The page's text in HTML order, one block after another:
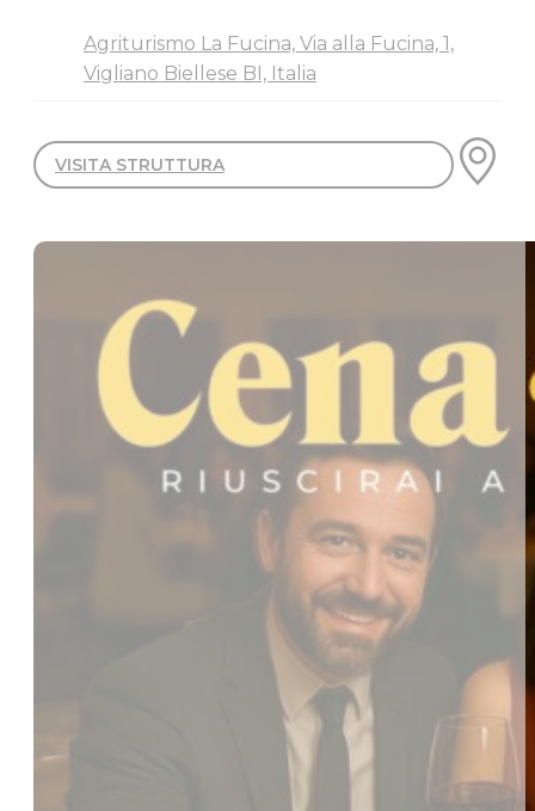
Agriturismo La Fucina, Via alla Fucina, 1,
Vigliano Biellese BI, Italia
VISITA STRUTTURA